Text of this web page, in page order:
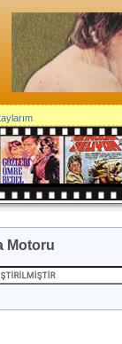
Motoru